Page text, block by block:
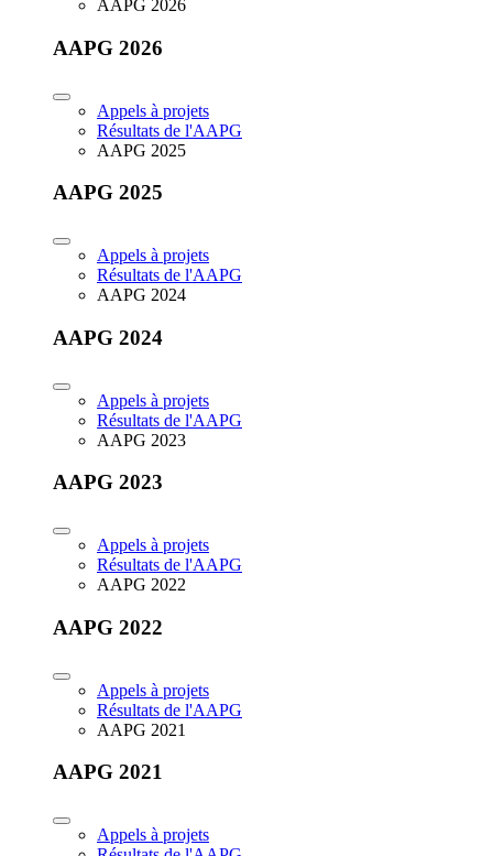
AAPG 2026
AAPG 2026
Appels à projets
Résultats de l'AAPG
AAPG 2025
AAPG 2025
Appels à projets
Résultats de l'AAPG
AAPG 2024
AAPG 2024
Appels à projets
Résultats de l'AAPG
AAPG 2023
AAPG 2023
Appels à projets
Résultats de l'AAPG
AAPG 2022
AAPG 2022
Appels à projets
Résultats de l'AAPG
AAPG 2021
AAPG 2021
Appels à projets